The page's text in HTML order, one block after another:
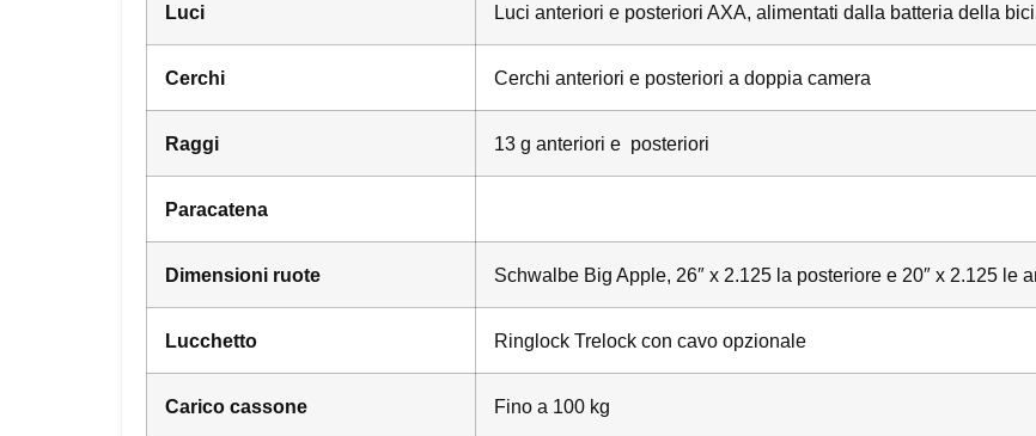
Luci Luci anteriori e posteriori AXA, alimentati dalla batteria della
Cerchi Cerchi anteriori e posteriori a doppia camera
Raggi 13 g anteriori e posteriori
Paracatena
Dimensioni ruote Schwalbe Big Apple, 26″ x 2.125 la posteriore e 20″ x 2.125 le
Lucchetto Ringlock Trelock con cavo opzionale
Carico cassone Fino a 100 kg